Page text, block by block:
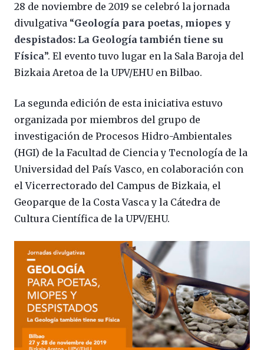
28 de noviembre de 2019 se celebró la jornada
divulgativa “Geología para poetas, miopes y
despistados: La Geología también tiene su
Física”. El evento tuvo lugar en la Sala Baroja del
Bizkaia Aretoa de la UPV/EHU en Bilbao.
La segunda edición de esta iniciativa estuvo
organizada por miembros del grupo de
investigación de Procesos Hidro-Ambientales
(HGI) de la Facultad de Ciencia y Tecnología de la
Universidad del País Vasco, en colaboración con
el Vicerrectorado del Campus de Bizkaia, el
Geoparque de la Costa Vasca y la Cátedra de
Cultura Científica de la UPV/EHU.